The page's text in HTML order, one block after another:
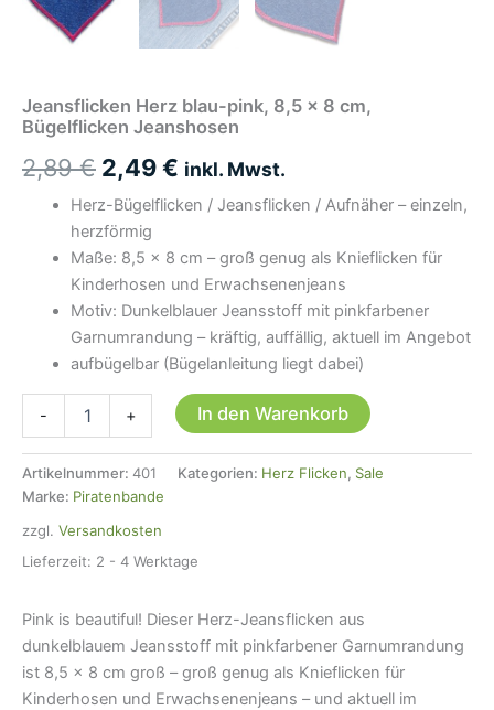
Jeansflicken Herz blau-pink, 8,5 x 8 cm,
Bügelflicken Jeanshosen
2,89€ Ursprünglicher
Preis
war:
2,89 €
2,49€ Aktueller
Preis
2,49 €.
inkl. Mwst.
Herz-Bügelflicken / Jeansflicken / Aufnäher – einzeln,
herzförmig
Maße: 8,5 × 8 cm – groß genug als Knieflicken für
Kinderhosen und Erwachsenenjeans
Motiv: Dunkelblauer Jeansstoff mit pinkfarbener
Garnumrandung – kräftig, auffällig, aktuell im Angebot
aufbügelbar (Bügelanleitung liegt dabei)
-
pink,
8,5
8
cm,
Menge
+ In den Warenkorb
Artikelnummer: 401 Kategorien: Herz Flicken, Sale
Marke: Piratenbande
zzgl. Versandkosten
Lieferzeit: 2 - 4 Werktage
Pink is beautiful! Dieser Herz-Jeansflicken aus
dunkelblauem Jeansstoff mit pinkfarbener Garnumrandung
ist 8,5 × 8 cm groß – groß genug als Knieflicken für
Kinderhosen und Erwachsenenjeans – und aktuell im